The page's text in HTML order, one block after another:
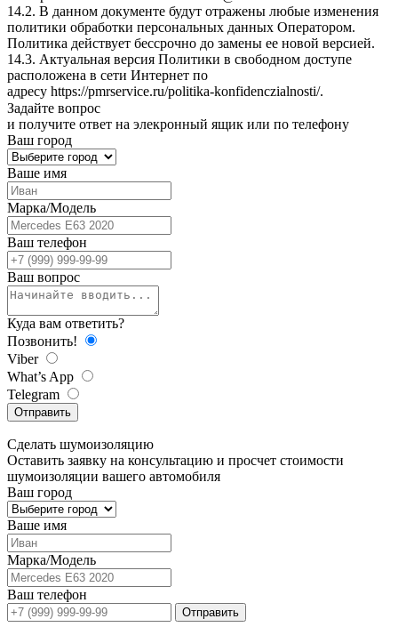
14.2. В данном документе будут отражены любые изменения
политики обработки персональных данных Оператором.
Политика действует бессрочно до замены ее новой версией.
14.3. Актуальная версия Политики в свободном доступе
расположена в сети Интернет по
адресу https://pmrservice.ru/politika-konfidenczialnosti/.
Задайте вопрос
и получите ответ на элекронный ящик или по телефону
Ваш город
Ваше имя
Марка/Модель
Ваш телефон
Ваш вопрос
Куда вам ответить?
Позвонить!
Viber
What’s App
Telegram
Отправить
Сделать шумоизоляцию
Оставить заявку на консультацию и просчет стоимости
шумоизоляции вашего автомобиля
Ваш город
Ваше имя
Марка/Модель
Ваш телефон
Отправить